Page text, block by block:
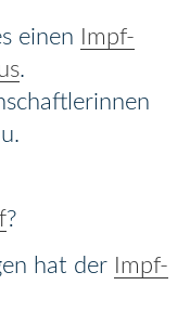
einen
Impf-
.
?
hat der Impf-